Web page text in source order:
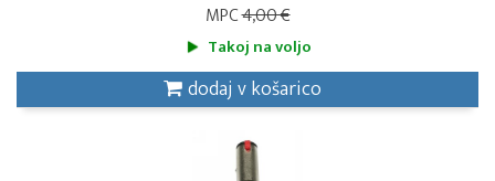
MPC4,00 €
Takoj na voljo
dodaj v košarico